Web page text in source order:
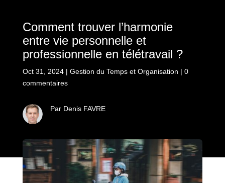
Comment trouver l’harmonie
entre vie personnelle et
professionnelle en télétravail ?
Oct 31, 2024| Gestion du Temps et Organisation | 0
commentaires
Par Denis FAVRE